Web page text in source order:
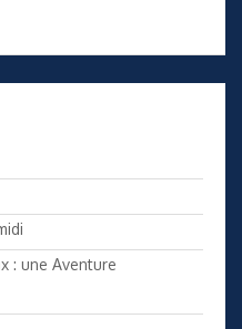
: une Aventure